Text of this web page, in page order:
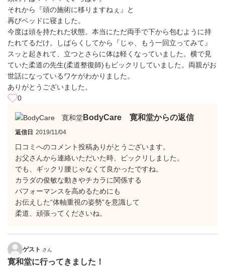
それから『頭の施術に移りますねぇ』と
再びベッドに寝ました。
今度は頭を持たれた状態。本当にただ両手で下から包むように持
たれてるだけ。しばらくしてから『じゃ、もう一回立ってみて』
スッと起きれて、立つとさらに体は軽くなっていました。横で見
ていた柔道の先生(柔道整復師)もビックリしていました。両親がお
世話になっているワケがわかりました。
ありがとうございました。
0
BodyCare 寛和堂からの返信
返信日 2019/11/04
口コミへのコメント投稿ありがとうございます。
お父さんから連絡いただいた時、ビックリしました。
でも、ギックリ腰じゃなくて良かったですね。
カラダの俊敏な動きやチカラに関係する
パフォーマンスを高めるためにも
お伝えした“体軸重視の姿勢”を意識して
柔道、頑張ってくださいね。
ゲスト さん
寛和堂に行ってきました！